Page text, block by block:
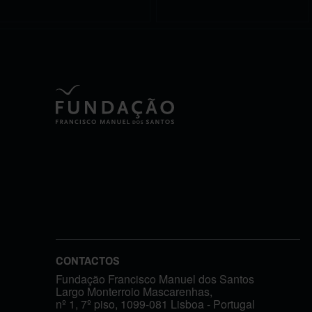
CONTACTOS
Fundação Francisco Manuel dos Santos
Largo Monterroio Mascarenhas,
nº 1, 7º piso, 1099-081 Lisboa - Portugal